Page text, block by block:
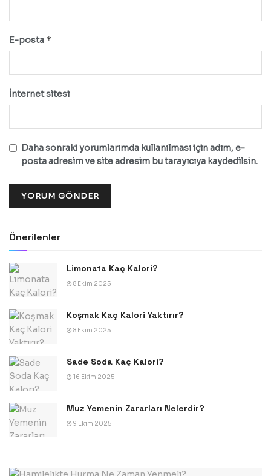
E-posta *
İnternet sitesi
Daha sonraki yorumlarımda kullanılması için adım, e-
posta adresim ve site adresim bu tarayıcıya kaydedilsin.
Önerilenler
Limonata Kaç Kalori?
8 Ekim 2025
Koşmak Kaç Kalori Yaktırır?
8 Ekim 2025
Sade Soda Kaç Kalori?
16 Ekim 2025
Muz Yemenin Zararları Nelerdir?
9 Ekim 2025